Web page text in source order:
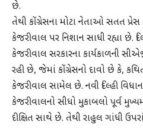
છે.
તેથી કોંગ્રેસના મોટા નેતાઓ સતત પ્રેસ
કેજરીવાલ પર નિશાન સાધી રહ્યા છે.
કેજરીવાલ સરકારના કાર્યકાળની
રહી છે, જેમાં કોંગ્રેસનો દાવો છે કે,
કેજરીવાલ સામેલ છે. નવી દિલ્હી
કેજરીવાલનો સીધો મુકાબલો પૂર્વ
દીક્ષિત સાથે છે. તેથી રાહુલ ગાંધી